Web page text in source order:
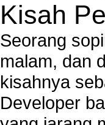
Kisah
Seorang
malam, dan
kisahnya
Developer